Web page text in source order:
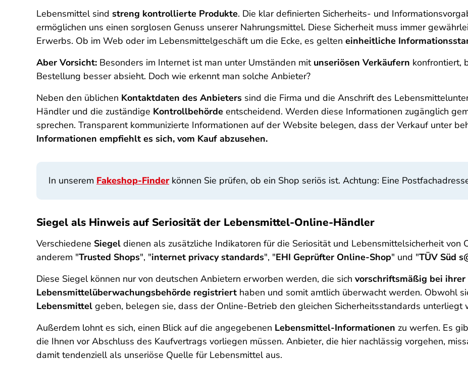
Lebensmittel sind streng kontrollierte Produkte. Die klar definierten Sicherheits- und
ermöglichen uns einen sorglosen Genuss unserer Nahrungsmittel. Diese Sicherheit muss immer
Erwerbs. Ob im Web oder im Lebensmittelgeschäft um die Ecke, es gelten einheitliche
Aber Vorsicht: Besonders im Internet ist man unter Umständen mit unseriösen Verkäufern konfrontiert,
Bestellung besser absieht. Doch wie erkennt man solche Anbieter?
Neben den üblichen Kontaktdaten des Anbieters sind die Firma und die Anschrift des
Händler und die zuständige Kontrollbehörde entscheidend. Werden diese Informationen zugänglich
sprechen. Transparent kommunizierte Informationen auf der Website belegen, dass der Verkauf unter
Informationen empfiehlt es sich, vom Kauf abzusehen.
In unserem Fakeshop-Finderkönnen Sie prüfen, ob ein Shop seriös ist. Achtung: Eine
Siegel als Hinweis auf Seriosität der Lebensmittel-Online-Händler
Verschiedene Siegel dienen als zusätzliche Indikatoren für die Seriosität und Lebensmittelsicherheit von
anderem "Trusted Shops", "internet privacy standards", "EHI Geprüfter Online-Shop" und "TÜV Süd
Diese Siegel können nur von deutschen Anbietern erworben werden, die sich vorschriftsmäßig bei
Lebensmittelüberwachungsbehörde registriert haben und somit amtlich überwacht werden. Obwohl
Lebensmittel geben, belegen sie, dass der Online-Betrieb den gleichen Sicherheitsstandards unterliegt
Außerdem lohnt es sich, einen Blick auf die angegebenen Lebensmittel-Informationen zu werfen. Es
die Ihnen vor Abschluss des Kaufvertrags vorliegen müssen. Anbieter, die hier nachlässig vorgehen,
damit tendenziell als unseriöse Quelle für Lebensmittel aus.